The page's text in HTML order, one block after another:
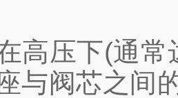
压下(通常
与阀芯之间